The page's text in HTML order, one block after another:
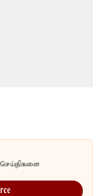
செய்திகளை